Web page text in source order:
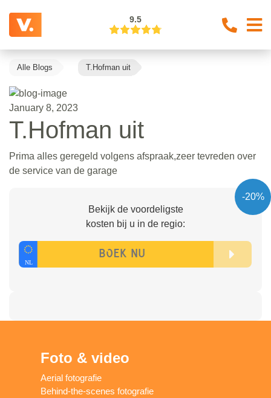
9.5
Alle Blogs T.Hofman uit
January 8, 2023
T.Hofman uit
Prima alles geregeld volgens afspraak,zeer tevreden over
de service van de garage
-20%
Bekijk de voordeligste
kosten bij u in de regio:
Foto & video
Aerial fotografie
Behind-the-scenes fotografie